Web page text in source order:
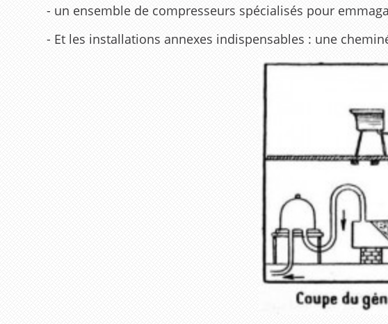
- un ensemble de compresseurs spécialisés pour
- Et les installations annexes indispensables : une